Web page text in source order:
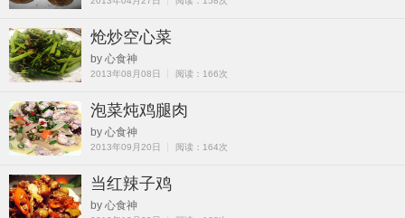
炝炒空心菜
by 心食神
2013年08月08日 ┊ 阅读：166次
泡菜炖鸡腿肉
by 心食神
2013年09月20日 ┊ 阅读：164次
当红辣子鸡
by 心食神